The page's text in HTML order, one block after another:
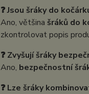
❓ Jsou šráky do
Ano, většina šráků do
zkontrolovat popis
❓ Zvyšují šráky
Ano, bezpečnostní
❓ Lze šráky